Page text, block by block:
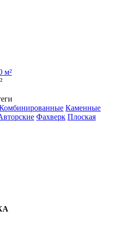
м²
Каменные
Фахверк Плоская